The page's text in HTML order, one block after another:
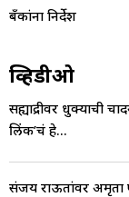
बँकांना निर्देश
व्हिडीओ
सह्याद्रीवर धुक्याची
लिंक’चं हे...
संजय राऊतांवर अमृता